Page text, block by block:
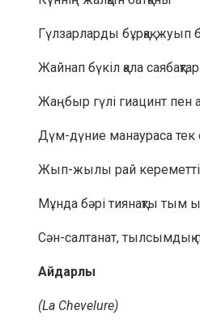
Гүлзарларды бұрқақ жуып
Жайнап бүкіл қала
Жаңбыр гүлі гиацинт пен
Дүм-дүние манаураса тек
Жып-жылы рай
Мұнда бәрі тиянақты тым
Сән-салтанат, тылсымдық
Айдарлы
(La Chevelure)